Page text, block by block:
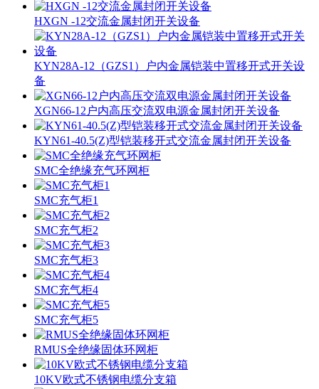
HXGN -12交流金属封闭开关设备
KYN28A-12（GZS1）户内金属铠装中置移开式开关设
备
XGN66-12户内高压交流双电源金属封闭开关设备
KYN61-40.5(Z)型铠装移开式交流金属封闭开关设备
SMC全绝缘充气环网柜
SMC充气柜1
SMC充气柜2
SMC充气柜3
SMC充气柜4
SMC充气柜5
RMUS全绝缘固体环网柜
10KV欧式不锈钢电缆分支箱